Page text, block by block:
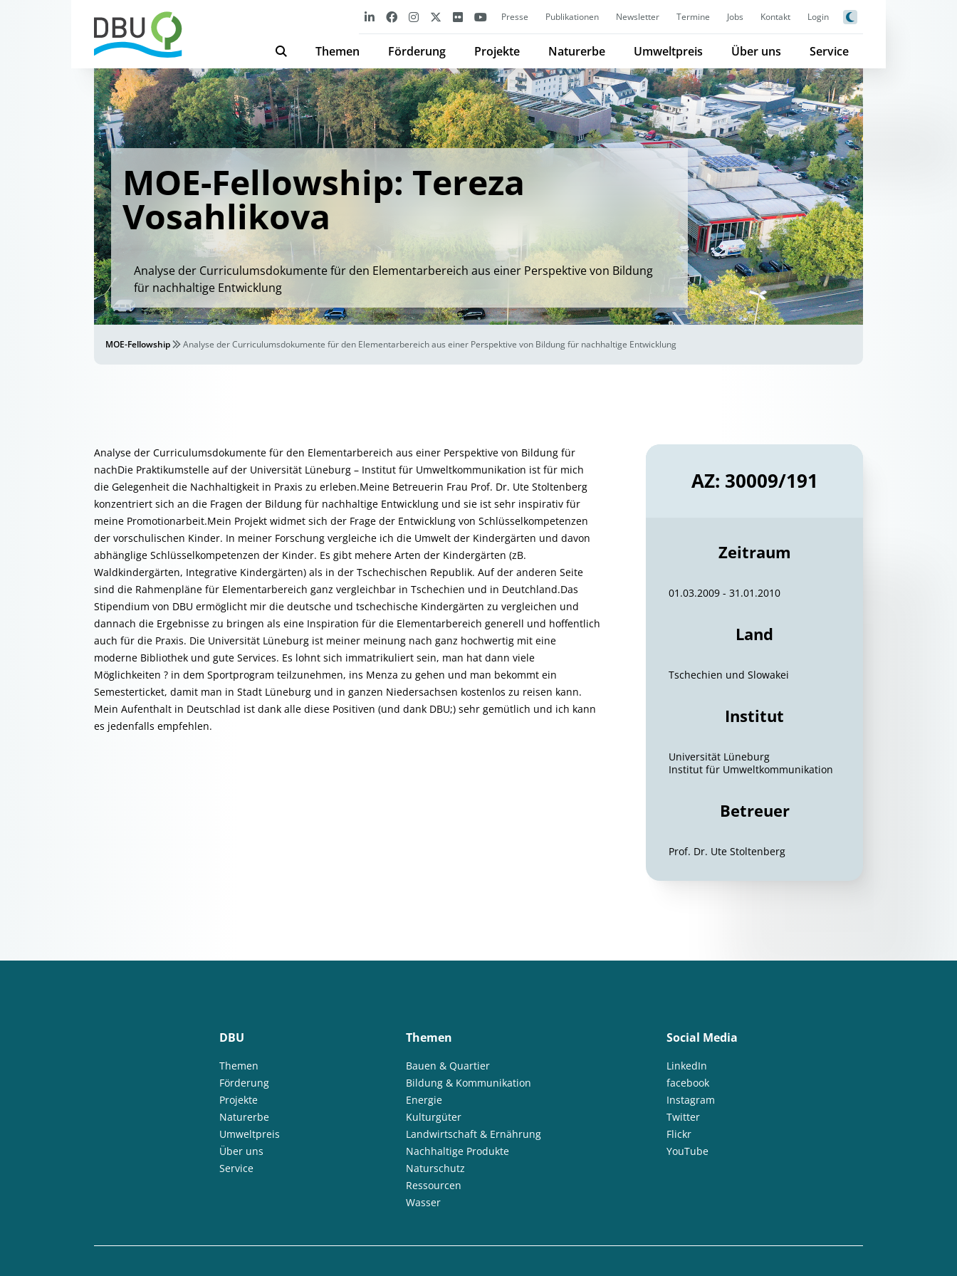
Presse Publikationen Newsletter Termine Jobs Kontakt Login
Themen Förderung Projekte Naturerbe Umweltpreis Über uns Service
MOE-Fellowship: Tereza
Vosahlikova
Analyse der Curriculumsdokumente für den Elementarbereich aus einer Perspektive von Bildung
für nachhaltige Entwicklung
MOE-Fellowship Analyse der Curriculumsdokumente für den Elementarbereich aus einer Perspektive von Bildung für nachhaltige Entwicklung
Analyse der Curriculumsdokumente für den Elementarbereich aus einer Perspektive von Bildung für
nachDie Praktikumstelle auf der Universität Lüneburg – Institut für Umweltkommunikation ist für mich
die Gelegenheit die Nachhaltigkeit in Praxis zu erleben.Meine Betreuerin Frau Prof. Dr. Ute Stoltenberg
konzentriert sich an die Fragen der Bildung für nachhaltige Entwicklung und sie ist sehr inspirativ für
meine Promotionarbeit.Mein Projekt widmet sich der Frage der Entwicklung von Schlüsselkompetenzen
der vorschulischen Kinder. In meiner Forschung vergleiche ich die Umwelt der Kindergärten und davon
abhänglige Schlüsselkompetenzen der Kinder. Es gibt mehere Arten der Kindergärten (zB.
Waldkindergärten, Integrative Kindergärten) als in der Tschechischen Republik. Auf der anderen Seite
sind die Rahmenpläne für Elementarbereich ganz vergleichbar in Tschechien und in Deutchland.Das
Stipendium von DBU ermöglicht mir die deutsche und tschechische Kindergärten zu vergleichen und
dannach die Ergebnisse zu bringen als eine Inspiration für die Elementarbereich generell und hoffentlich
auch für die Praxis. Die Universität Lüneburg ist meiner meinung nach ganz hochwertig mit eine
moderne Bibliothek und gute Services. Es lohnt sich immatrikuliert sein, man hat dann viele
Möglichkeiten ? in dem Sportprogram teilzunehmen, ins Menza zu gehen und man bekommt ein
Semesterticket, damit man in Stadt Lüneburg und in ganzen Niedersachsen kostenlos zu reisen kann.
Mein Aufenthalt in Deutschlad ist dank alle diese Positiven (und dank DBU;) sehr gemütlich und ich kann
es jedenfalls empfehlen.
AZ: 30009/191
Zeitraum
01.03.2009 - 31.01.2010
Land
Tschechien und Slowakei
Institut
Universität Lüneburg
Institut für Umweltkommunikation
Betreuer
Prof. Dr. Ute Stoltenberg
DBU
Themen
Förderung
Projekte
Naturerbe
Umweltpreis
Über uns
Service
Themen
Bauen & Quartier
Bildung & Kommunikation
Energie
Kulturgüter
Landwirtschaft & Ernährung
Nachhaltige Produkte
Naturschutz
Ressourcen
Wasser
Social Media
LinkedIn
facebook
Instagram
Twitter
Flickr
YouTube